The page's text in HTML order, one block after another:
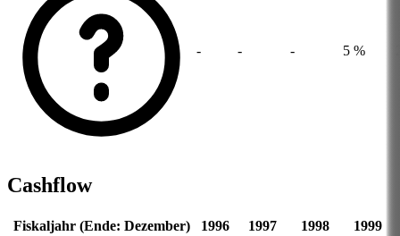
- - - 5 %
Cashflow
Fiskaljahr (Ende: Dezember) 1996 1997 1998
1999